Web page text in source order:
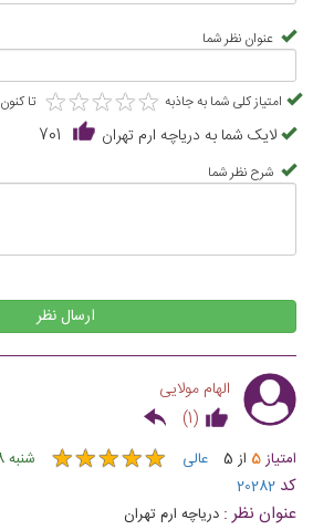
عنوان نظر شما
امتیاز کلی شما به جاذبه ★★★★★
★★★★★ تا کنون
لایک شما به دریاچه ارم تهران 701
شرح نظر شما
ارسال نظر
الهام مولایی
(
1
)
امتیاز5 از 5 عالی ★★★★★
★★★★★ شنبه 18 مرداد 1399
کد 20282
عنوان نظر : دریاچه ارم تهران